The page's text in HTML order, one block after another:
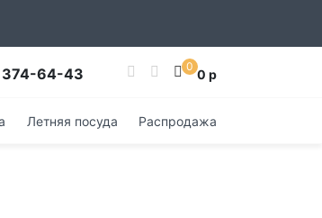
374-64-43 0 0 р
Летняя посуда Распродажа